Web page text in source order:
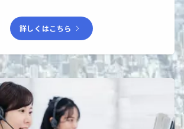
詳しくはこちら chevron_right